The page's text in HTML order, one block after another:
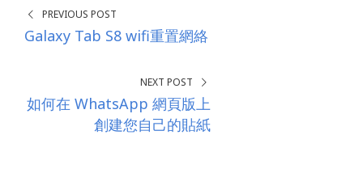
PREVIOUS POST
Galaxy Tab S8 wifi重置網絡
NEXT POST
如何在 WhatsApp 網頁版上
創建您自己的貼紙